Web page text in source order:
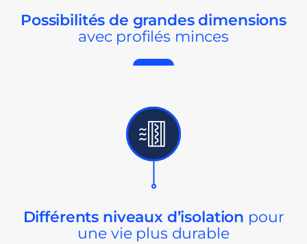
Possibilités de grandes dimensions
avec profilés minces
Différents niveauxd’isolation pour
une vie plus durable